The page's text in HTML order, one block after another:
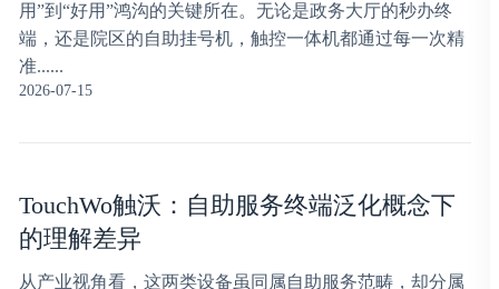
用”到“好用”鸿沟的关键所在。无论是政务大厅的秒办终
端，还是院区的自助挂号机，触控一体机都通过每一次精
准......
2026-07-15
TouchWo触沃：自助服务终端泛化概念下
的理解差异
从产业视角看，这两类设备虽同属自助服务范畴，却分属